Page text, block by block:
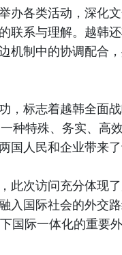
办各类活动，深化文
联系与理解。越韩
机制中的协调配合
，标志着越韩全面
种特殊、务实、高
国人民和企业带来了
此次访问充分体现
入国际社会的外交
国际一体化的重要外